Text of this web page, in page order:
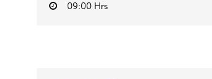
09:00 Hrs